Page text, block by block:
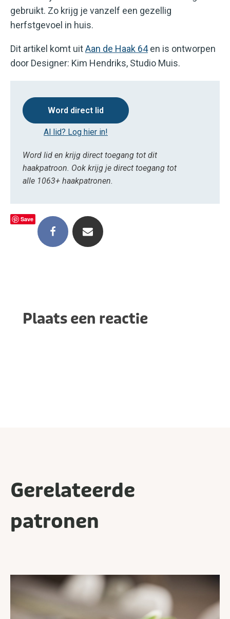
gebruikt. Zo krijg je vanzelf een gezellig
herfstgevoel in huis.
Dit artikel komt uitAan de Haak 64en is ontworpen
door Designer: Kim Hendriks, Studio Muis.
Word direct lid
Al lid? Log hier in!
Word lid en krijg direct toegang tot dit
haakpatroon. Ook krijg je direct toegang tot
alle 1063+ haakpatronen.
Save
Plaats een reactie
Gerelateerde
patronen